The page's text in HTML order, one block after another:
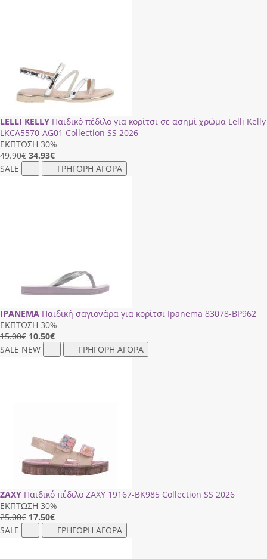
LELLI KELLY Παιδικό πέδιλο για κορίτσι σε ασημί χρώμα Lelli Kelly
LΚCΑ5570-ΑG01 Collection SS 2026
ΕΚΠΤΩΣΗ 30%
49.90€ 34.93€
SALE
ΓΡΗΓΟΡΗ ΑΓΟΡΑ
IPANEMA Παιδική σαγιονάρα για κορίτσι Ipanema 83078-BP962
ΕΚΠΤΩΣΗ 30%
15.00€ 10.50€
SALE NEW ΓΡΗΓΟΡΗ ΑΓΟΡΑ
ZAXY Παιδικό πέδιλο ZAXY 19167-BK985 Collection SS 2026
ΕΚΠΤΩΣΗ 30%
25.00€ 17.50€
SALE
ΓΡΗΓΟΡΗ ΑΓΟΡΑ